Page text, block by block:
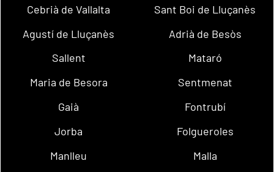
Cebrià de Vallalta
Sant Boi de Lluçanès
Agustí de Lluçanès
Adrià de Besòs
Sallent
Mataró
Maria de Besora
Sentmenat
Gaià
Fontrubí
Jorba
Folgueroles
Manlleu
Malla